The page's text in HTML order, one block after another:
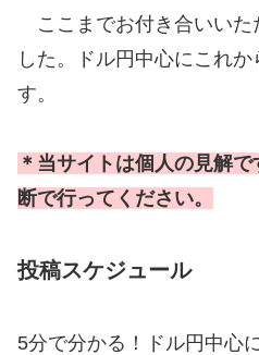
ここまでお付き合いいた
した。ドル円中心にこれ
す。
＊当サイトは個人の見解
断で行ってください。
投稿スケジュール
5分で分かる！ドル円中心